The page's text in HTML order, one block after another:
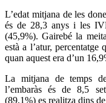
L’edat mitjana de les
és de 28,3 anys i les
(45,9%). Gairebé la
està a l’atur,
quan aquest era d’un
La mitjana de temps
l’embaràs és de 8,5
(89,1%) es realitza dins